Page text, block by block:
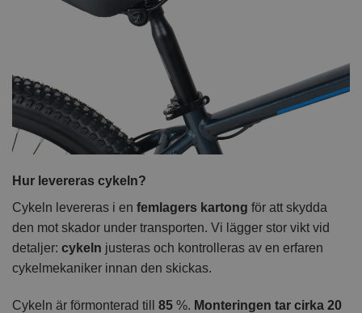
Hur levereras cykeln?
Cykeln levereras i en femlagers kartong för att skydda
den mot skador under transporten. Vi lägger stor vikt vid
detaljer: cykeln justeras och kontrolleras av en erfaren
cykelmekaniker innan den skickas.
Cykeln är förmonterad till 85 %. Monteringen tar cirka 20